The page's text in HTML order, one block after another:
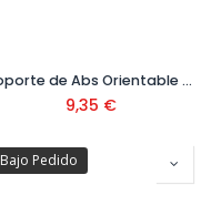
Soporte de Abs Orientable para Ducha Ref.29963901
9,35 €
Bajo Pedido